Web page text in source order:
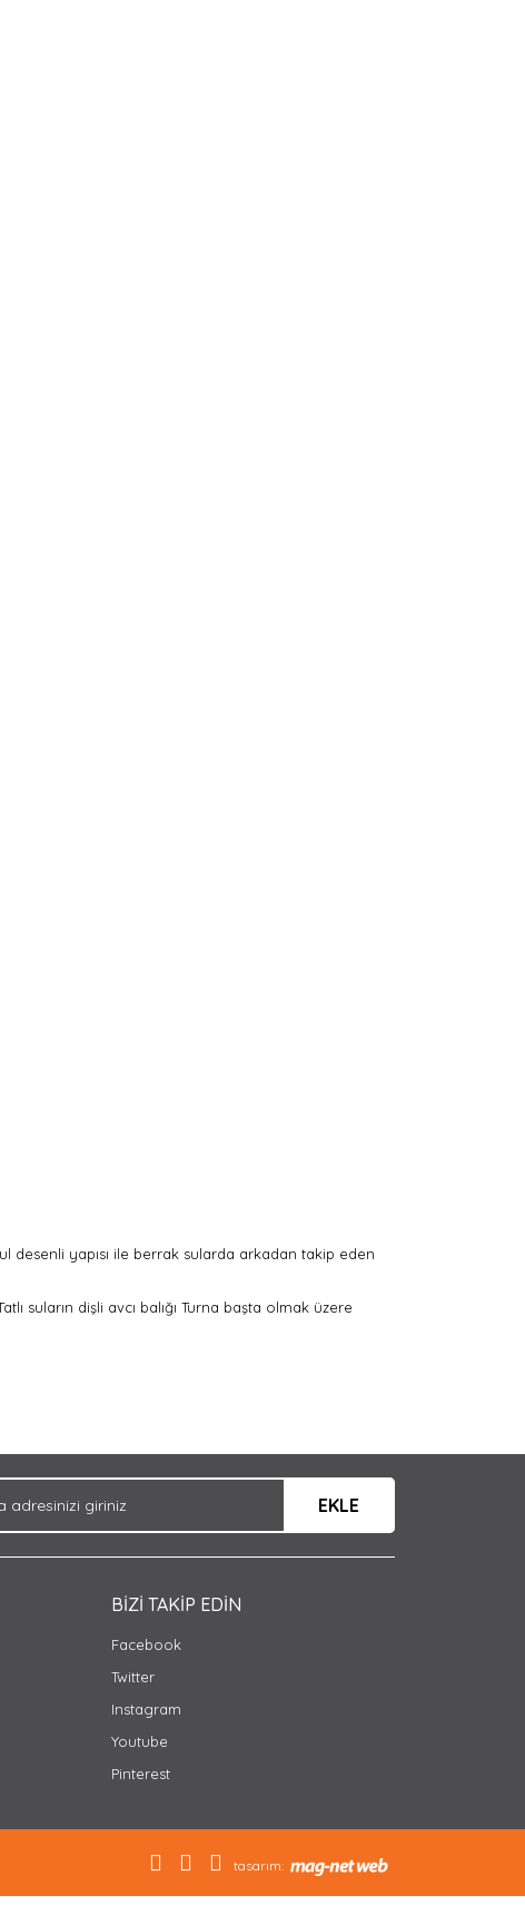
desenli yapısı ile berrak sularda arkadan takip eden
suların dişli avcı balığı Turna başta olmak üzere
EKLE
BİZİ TAKİP EDİN
Facebook
Twitter
Instagram
Youtube
Pinterest
tasarım: